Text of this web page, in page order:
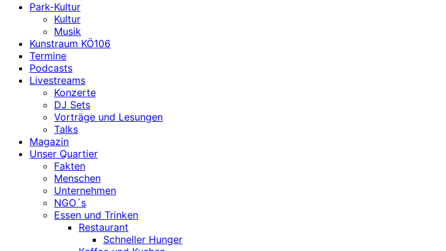
Park-Kultur
Kultur
Musik
Kunstraum KÖ106
Termine
Podcasts
Livestreams
Konzerte
DJ Sets
Vorträge und Lesungen
Talks
Magazin
Unser Quartier
Fakten
Menschen
Unternehmen
NGO´s
Essen und Trinken
Restaurant
Schneller Hunger